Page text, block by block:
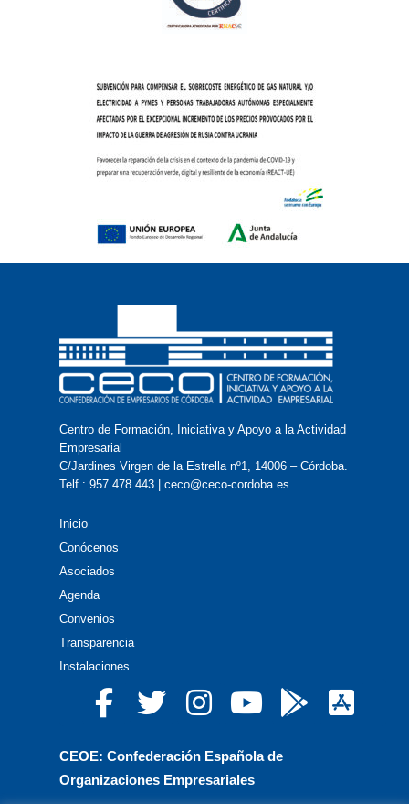
Centro de Formación, Iniciativa y Apoyo a la Actividad
Empresarial
C/Jardines Virgen de la Estrella nº1, 14006 – Córdoba.
Telf.: 957 478 443 | ceco@ceco-cordoba.es
Inicio
Conócenos
Asociados
Agenda
Convenios
Transparencia
Instalaciones
CEOE: Confederación Española de
Organizaciones Empresariales